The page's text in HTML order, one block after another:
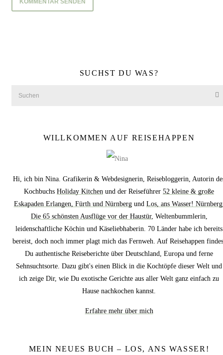
SUCHST DU WAS?
WILLKOMMEN AUF REISEHAPPEN
Hi, ich bin Nina. Grafikerin & Webdesignerin, Reisebloggerin, Autorin
Kochbuchs Holiday Kitchen und der Reiseführer 52 kleine & große
Eskapaden Erlangen, Fürth und Nürnbergund Los, ans Wasser!
Die 65 schönsten Ausflüge vor der Haustür, Weltenbummlerin,
leidenschaftliche Köchin und Käseliebhaberin. 70 Länder habe ich bereits
bereist, doch noch immer plagt mich das Fernweh. Auf Reisehappen
Du authentische Reiseberichte über Deutschland, Europa und ferne
Sehnsuchtsorte. Dazu gibt's einen Blick in die Kochtöpfe dieser Welt und
ich zeige Dir, wie Du exotische Gerichte aus aller Welt ganz einfach zu
Hause nachkochen kannst.
Erfahre mehr über mich
MEIN NEUES BUCH – LOS, ANS WASSER!